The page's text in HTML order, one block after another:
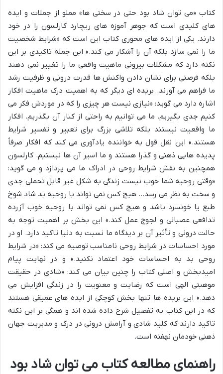
کتاب «می توان شاد بود حتی در سختی ها» مملو از جملات و ایده
های کلیدی است که جوهر آموزه های ریچارد کارلسون را در خود
دارند. یکی از ایده های محوری کتاب این است که «شرایط شخصیت
ما را نمی سازد بلکه آن را آشکار می کند.» این جمله تاکیدی بر این
نکته دارد که مشکلات بیرونی ماهیت واقعی ما را تغییر نمی دهند
بلکه فرصتی برای نشان دادن واکنش ها قدرت درونی و ظرفیت رشد
ما فراهم می آورند. بریده ای دیگر که به اهمیت درک ماهیت افکار
اشاره دارد می گوید: «نیازی نیست هر چیزی را که در موردش فکر می
کنیم جدی بگیریم. ما می توانیم به راحتی از کنار آن بگذریم. افکار
ما واقعیت نیستند بلکه تلاشی بزرگ برای تعبیر و تفسیر شرایط
هستند.» این نقل قول به خواننده یادآوری می کند که افکار صرفاً
پدیده هایی ذهنی و گذرا هستند و ما اسیر آن ها نیستیم. کارلسون
همچنین به نقش شرایط روحی در ادراک ما می پردازد و می گوید:
«وقتی روحیه شما خوب نیست زندگی به شکل غیر قابل تحملی جدی
و سخت به نظر می رسد… هیچ کس نمی تواند با روحیه بد شاد شوخ
طبع یا خونسرد باشد و هیچ کس نمی تواند با روحیه خوب آزرده
تدافعی عصبانی و لجوج عمل کند.» این بخش بر اهمیت توجه به
حالت درونی و تأثیر آن بر دیدگاه ما نسبت به دنیا تاکید دارد. او در
مورد احساسات در شرایط روحی نامناسب توصیه می کند: «در شرایط
روحی بد به احساسات خود اعتماد نکنید.» و در نهایت پیام
امیدبخش و اصلی کتاب را چنین بیان می کند: «شادی در حقیقت
موهبتی الهی است که رضایت و معنویت را در زندگی افزایش می
دهد.» این بریده ها تنها بخش کوچکی از ایده های عمیقی هستند
که در این کتاب به تفصیل شرح داده شده اند و همگی بر این نکته
تاکید دارند که کلید شادی و آرامش درونی در درک و مدیریت جهان
ذهنی خودمان نهفته است.
راهنمای مطالعه کتاب می توان شاد بود